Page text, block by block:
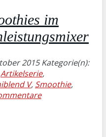
im
2015 Kategorie(n):
Artikelserie,
V, Smoothie,